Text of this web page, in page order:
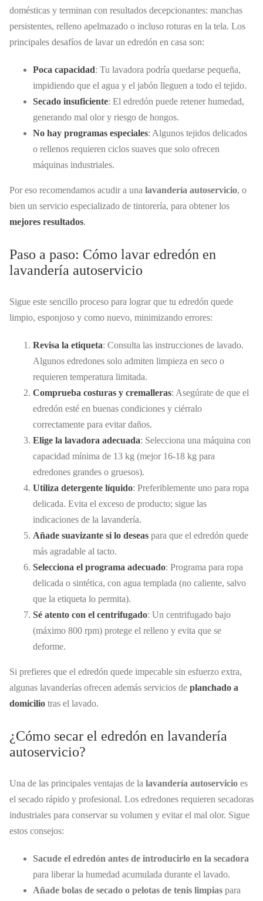
domésticas y terminan con resultados decepcionantes: manchas
persistentes, relleno apelmazado o incluso roturas en la tela. Los
principales desafíos de lavar un edredón en casa son:
Poca capacidad: Tu lavadora podría quedarse pequeña,
impidiendo que el agua y el jabón lleguen a todo el tejido.
Secado insuficiente: El edredón puede retener humedad,
generando mal olor y riesgo de hongos.
No hay programas especiales: Algunos tejidos delicados
o rellenos requieren ciclos suaves que solo ofrecen
máquinas industriales.
Por eso recomendamos acudir a una lavandería autoservicio, o
bien un servicio especializado de tintorería, para obtener los
mejores resultados.
Paso a paso: Cómo lavar edredón en
lavandería autoservicio
Sigue este sencillo proceso para lograr que tu edredón quede
limpio, esponjoso y como nuevo, minimizando errores:
Revisa la etiqueta: Consulta las instrucciones de lavado.
Algunos edredones solo admiten limpieza en seco o
requieren temperatura limitada.
Comprueba costuras y cremalleras: Asegúrate de que el
edredón esté en buenas condiciones y ciérralo
correctamente para evitar daños.
Elige la lavadora adecuada: Selecciona una máquina con
capacidad mínima de 13 kg (mejor 16-18 kg para
edredones grandes o gruesos).
Utiliza detergente líquido: Preferiblemente uno para ropa
delicada. Evita el exceso de producto; sigue las
indicaciones de la lavandería.
Añade suavizante si lo deseas para que el edredón quede
más agradable al tacto.
Selecciona el programa adecuado: Programa para ropa
delicada o sintética, con agua templada (no caliente, salvo
que la etiqueta lo permita).
Sé atento con el centrifugado: Un centrifugado bajo
(máximo 800 rpm) protege el relleno y evita que se
deforme.
Si prefieres que el edredón quede impecable sin esfuerzo extra,
algunas lavanderías ofrecen además servicios de planchado a
domicilio tras el lavado.
¿Cómo secar el edredón en lavandería
autoservicio?
Una de las principales ventajas de la lavandería autoservicio es
el secado rápido y profesional. Los edredones requieren secadoras
industriales para conservar su volumen y evitar el mal olor. Sigue
estos consejos:
Sacude el edredón antes de introducirlo en la secadora
para liberar la humedad acumulada durante el lavado.
Añade bolas de secado o pelotas de tenis limpias para